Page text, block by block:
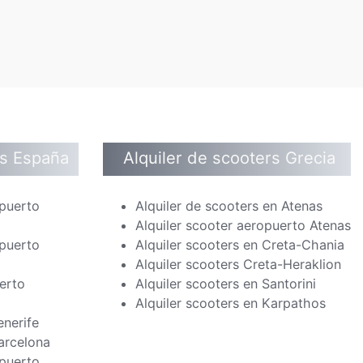
España Alquiler de scooters Grecia
Alquiler de scooters en Atenas
Alquiler scooter aeropuerto Atenas
Alquiler scooters en Creta-Chania
Alquiler scooters Creta-Heraklion
Alquiler scooters en Santorini
Alquiler scooters en Karpathos